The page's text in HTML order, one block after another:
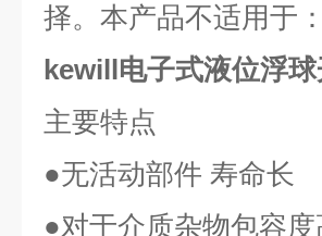
择。本产品不适用于
kewill电子式液位浮
主要特点
●无活动部件 寿命长
●对于介质杂物包容度